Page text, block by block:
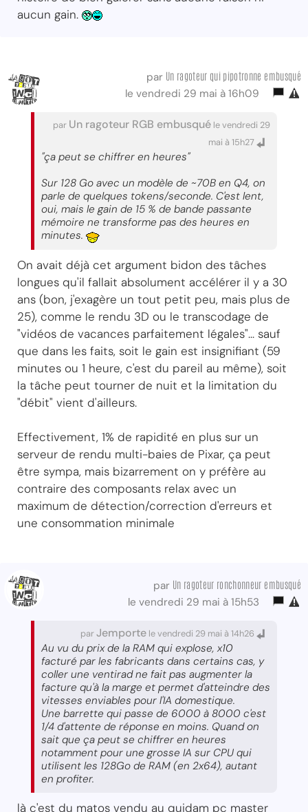
aucun gain.
par Un ragoteur qui pipotronne embusqué
le vendredi 29 mai à 16h09
par Un ragoteur RGB embusqué le vendredi 29
mai à 15h27
"ça peut se chiffrer en heures"
Sur 128 Go avec un modèle de ~70B en Q4, on
parle de quelques tokens/seconde. C'est lent,
oui, mais le gain de 15 % de bande passante
mémoire ne transforme pas des heures en
minutes.
On avait déjà cet argument bidon des tâches
longues qu'il fallait absolument accélérer il y a 30
ans (bon, j'exagère un tout petit peu, mais plus de
25), comme le rendu 3D ou le transcodage de
"vidéos de vacances parfaitement légales"... sauf
que dans les faits, soit le gain est insignifiant (59
minutes ou 1 heure, c'est du pareil au même), soit
la tâche peut tourner de nuit et la limitation du
"débit" vient d'ailleurs.
Effectivement, 1% de rapidité en plus sur un
serveur de rendu multi-baies de Pixar, ça peut
être sympa, mais bizarrement on y préfère au
contraire des composants relax avec un
maximum de détection/correction d'erreurs et
une consommation minimale
par Un ragoteur ronchonneur embusqué
le vendredi 29 mai à 15h53
parJemporte le vendredi 29 mai à 14h26
Au vu du prix de la RAM qui explose, x10
facturé par les fabricants dans certains cas, y
coller une ventirad ne fait pas augmenter la
facture qu'à la marge et permet d'atteindre des
vitesses enviables pour l'IA domestique.
Une barrette qui passe de 6000 à 8000 c'est
1/4 d'attente de réponse en moins. Quand on
sait que ça peut se chiffrer en heures
notamment pour une grosse IA sur CPU qui
utilisent les 128Go de RAM (en 2x64), autant
en profiter.
là c'est du matos vendu au quidam pc master